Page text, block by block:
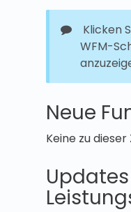
Klicken
WFM-
Neue
Keine zu dieser